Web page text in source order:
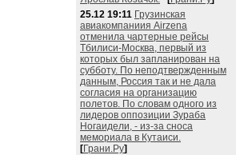
25.12 19:11 Грузинская
авиакомпаниия Airzena
отменила чартерные рейсы
Тбилиси-Москва, первый из
которых был запланирован на
субботу. По неподтвержденным
данным, Россия так и не дала
согласия на организацию
полетов. По словам одного из
лидеров оппозиции Зураба
Ногаидели, - из-за сноса
мемориала в Кутаиси.
[Грани.Ру]